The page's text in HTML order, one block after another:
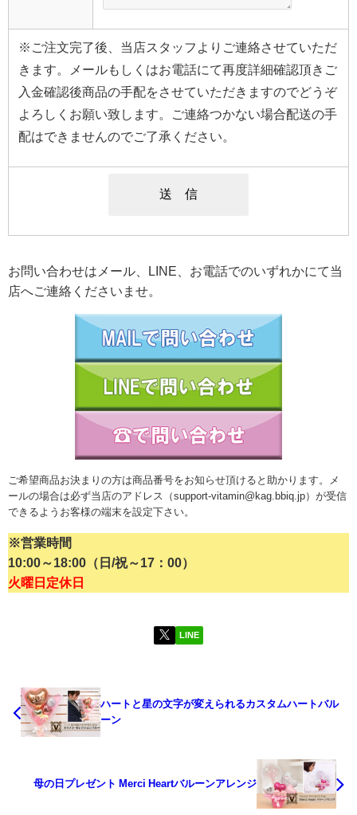
※ご注文完了後、当店スタッフよりご連絡させていただ
きます。メールもしくはお電話にて再度詳細確認頂きご
入金確認後商品の手配をさせていただきますのでどうぞ
よろしくお願い致します。ご連絡つかない場合配送の手
配はできませんのでご了承ください。
お問い合わせはメール、LINE、お電話でのいずれかにて当
店へご連絡くださいませ。
ご希望商品お決まりの方は商品番号をお知らせ頂けると助かります。メ
ールの場合は必ず当店のアドレス（support-vitamin@kag.bbiq.jp）が受信
できるようお客様の端末を設定下さい。
※営業時間
10:00～18:00（日/祝～17：00）
火曜日定休日
LINE
ハートと星の文字が変えられるカスタムハートバル
ーン
母の日プレゼント Merci Heartバルーンアレンジ